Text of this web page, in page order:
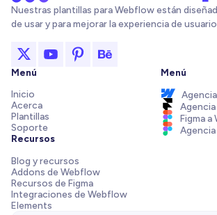
Nuestras plantillas para Webflow están
de usar y para mejorar la experiencia de usuario.
Menú
Inicio
Acerca
Plantillas
Soporte
Recursos
Blog y recursos
Addons de Webflow
Recursos de Figma
Integraciones de Webflow
Elements
Menú
Agencia
Figma
Agencia